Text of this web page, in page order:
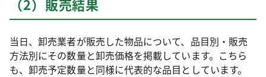
（2）販売結果
当日、卸売業者が販売した物品について、品目別・販売
方法別にその数量と卸売価格を掲載しています。こちら
も、卸売予定数量と同様に代表的な品目としています。